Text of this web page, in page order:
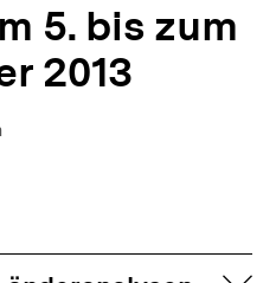
5. bis zum
2013